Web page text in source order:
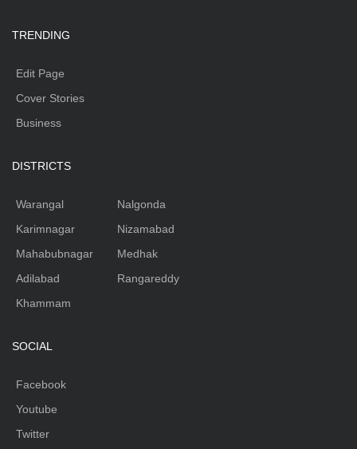
TRENDING
Edit Page
Cover Stories
Business
DISTRICTS
Warangal
Karimnagar
Mahabubnagar
Adilabad
Khammam
Nalgonda
Nizamabad
Medhak
Rangareddy
SOCIAL
Facebook
Youtube
Twitter